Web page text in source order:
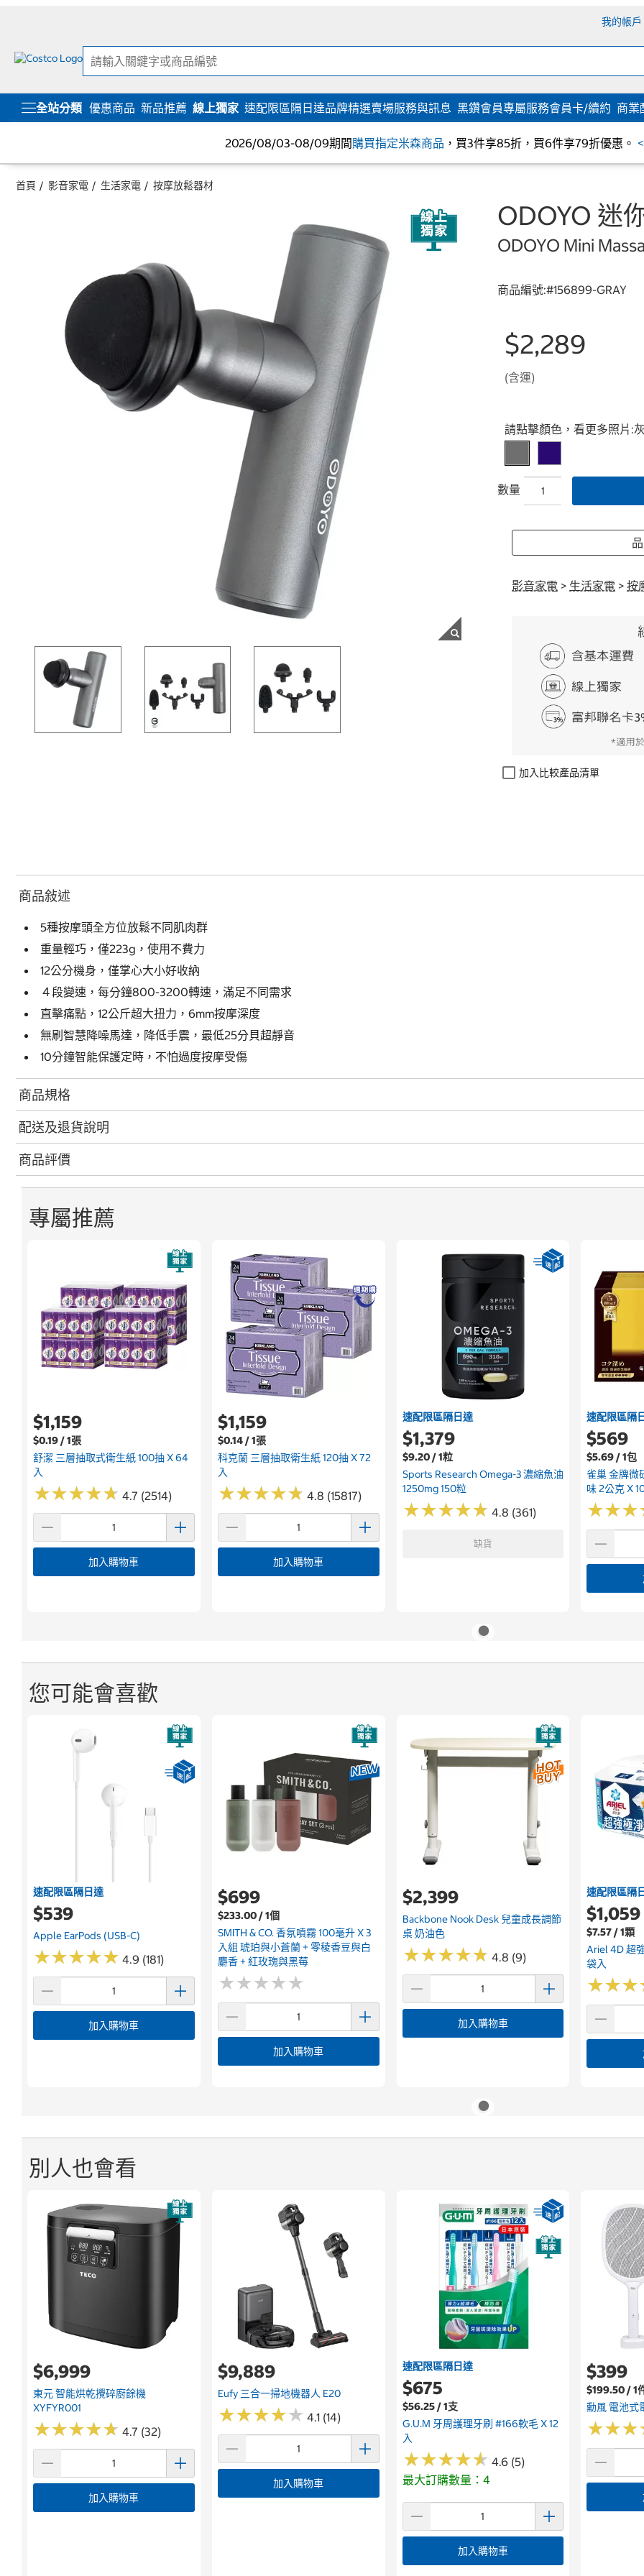
我的帳戶
全站分類 優惠商品 新品推薦 線上獨家 速配限區隔日達品牌精選賣場服務與訊息 黑鑽會員專屬服務會員卡/續約 商業
2026/08/03-08/09期間購買指定米森商品 ，買3件享85折，買6件享79折優惠。
首頁 影音家電 生活家電 按摩放鬆器材
ODOYO 迷
ODOYO Mini
商品編號:#156899-GRAY
$2,289
(含運)
Select product
請點擊顏色，看更多照片:
數量
影音家電 > 生活家電 > 按
加入比較產品清單
商品敍述
5種按摩頭全方位放鬆不同肌肉群
重量輕巧，僅223g，使用不費力
12公分機身，僅掌心大小好收納
４段變速，每分鐘800-3200轉速，滿足不同需求
直擊痛點，12公斤超大扭力，6mm按摩深度
無刷智慧降噪馬達，降低手震，最低25分貝超靜音
10分鐘智能保護定時，不怕過度按摩受傷
商品規格
配送及退貨說明
商品評價
專屬推薦
$1,159
$0.19 / 1張
舒潔 三層抽取式衛生紙 100抽 X 64
入
★★★★★
★★★★★ 4.7 (2514)
加入購物車
$1,159
$0.14 / 1張
科克蘭 三層抽取衛生紙 120抽 X 72
入
★★★★★
★★★★★ 4.8 (15817)
加入購物車
速配限區隔日達
$1,379
$9.20 / 1粒
Sports Research Omega-3 濃縮魚油
1250mg 150粒
★★★★★
★★★★★ 4.8 (361)
缺貨
速配限區隔
$569
$5.69 / 1包
雀巢 金牌微
味 2公克 X
★★★
★★★
您可能會喜歡
速配限區隔日達
$539
Apple EarPods (USB-C)
★★★★★
★★★★★ 4.9 (181)
加入購物車
$699
$233.00 / 1個
SMITH & CO. 香氛噴霧 100毫升 X 3
入組 琥珀與小蒼蘭 + 零稜香豆與白
麝香 + 紅玫瑰與黑莓
★★★★★
★★★★★
加入購物車
$2,399
Backbone Nook Desk 兒童成長調節
桌 奶油色
★★★★★
★★★★★ 4.8 (9)
加入購物車
速配限區隔
$1,059
$7.57 / 1顆
Ariel 4D 超
袋入
★★★
★★★
別人也會看
$6,999
東元 智能烘乾攪碎廚餘機
XYFYR001
★★★★★
★★★★★ 4.7 (32)
加入購物車
$9,889
Eufy 三合一掃地機器人 E20
★★★★★
★★★★★ 4.1 (14)
加入購物車
速配限區隔日達
$675
$56.25 / 1支
G.U.M 牙周護理牙刷 #166軟毛 X 12
入
★★★★★
★★★★★ 4.6 (5)
最大訂購數量：4
加入購物車
$399
$199.50 / 1
勳風 電池式
★★★
★★★